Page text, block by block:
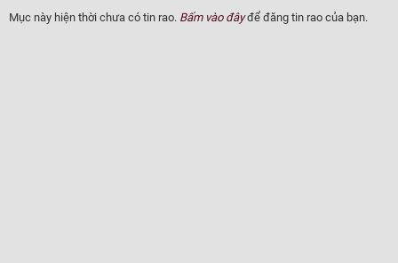
GIÁ XE XUẤT XỨ
Mục này hiện thời chưa có tin rao. Bấm vào đâyđể đăng tin rao của bạn.